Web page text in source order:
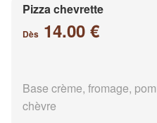
Pizza chevrette
Dès 14.00 €
Base crème, fromage,
chèvre